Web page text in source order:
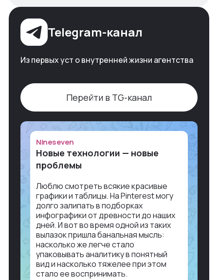
Telegram-канал
Из первых уст о внутренней жизни агентства
Перейти в TG-канал
Nineseven
Новые технологии — новые
проблемы
Люблю смотреть всякие красивые
графики и таблицы. На Pinterest могу
долго залипать в подборках
инфографики от древности до наших
дней. И вот во время одной из таких
вылазок пришла банальная мысль:
насколько же легче стало
упаковывать аналитику в понятный
вид и насколько тяжелее при этом
стало ее воспринимать.